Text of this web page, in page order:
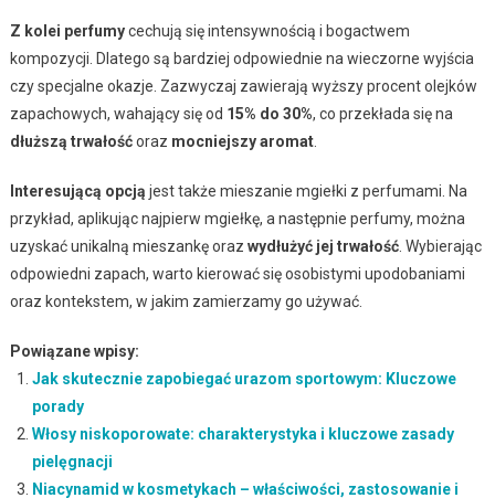
Z kolei perfumycechują się intensywnością i bogactwem
kompozycji. Dlatego są bardziej odpowiednie na wieczorne wyjścia
czy specjalne okazje. Zazwyczaj zawierają wyższy procent olejków
zapachowych, wahający się od 15% do 30%, co przekłada się na
dłuższą trwałośćoraz mocniejszy aromat.
Interesującą opcją jest także mieszanie mgiełki z perfumami. Na
przykład, aplikując najpierw mgiełkę, a następnie perfumy, można
uzyskać unikalną mieszankę oraz wydłużyć jej trwałość. Wybierając
odpowiedni zapach, warto kierować się osobistymi upodobaniami
oraz kontekstem, w jakim zamierzamy go używać.
Powiązane wpisy:
Jak skutecznie zapobiegać urazom sportowym: Kluczowe
porady
Włosy niskoporowate: charakterystyka i kluczowe zasady
pielęgnacji
Niacynamid w kosmetykach – właściwości, zastosowanie i